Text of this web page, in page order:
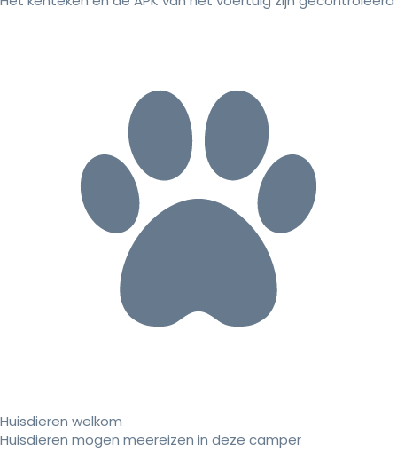
Huisdieren welkom
Huisdieren mogen meereizen in deze camper